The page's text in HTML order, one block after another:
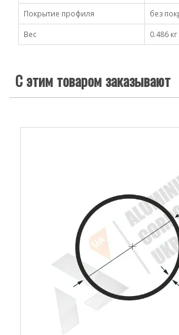
Покрытие профиля
без
Вес
0.486 кг
С этим товаром заказывают